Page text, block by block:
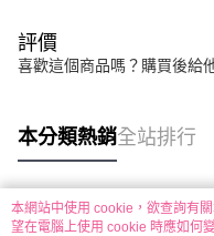
評價
喜歡這個商品嗎？購買後給
本分類熱銷全站排行
熱門標籤
本網站中使用 cookie，欲查詢有
望在電腦上使用 cookie 時應如何